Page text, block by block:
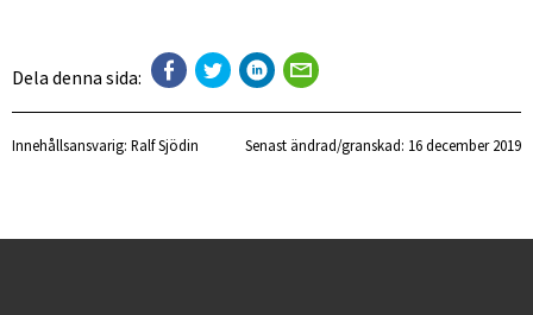
Dela denna sida:
Innehållsansvarig: Ralf Sjödin Senast ändrad/granskad: 16 december 2019